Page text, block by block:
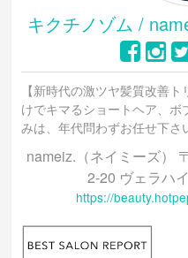
キクチノゾム /
【新時代の激ツヤ髪質改善
けでキマるショートヘア、
みは、年代問わずお任せ下さ
nameiz.（ネイミーズ）
2-20 ヴェラハ
https://